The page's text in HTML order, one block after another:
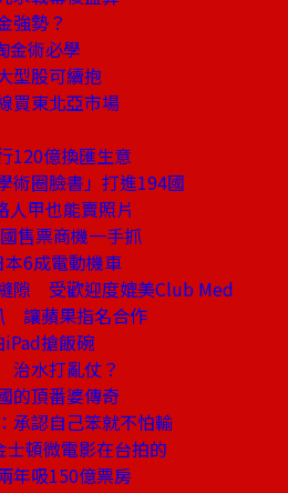
強勢？
術必學
型股可續抱
買東北亞市場
120億換匯生意
圈臉書」打進194國
甲也能賣照片
售票商機一手抓
6成電動機車
隙 受歡迎度媲美Club Med
讓蘋果指名合作
搶飯碗
水打亂仗？
的頂番婆傳奇
承認自己笨就不怕輸
頓微電影在台拍的
年吸150億票房